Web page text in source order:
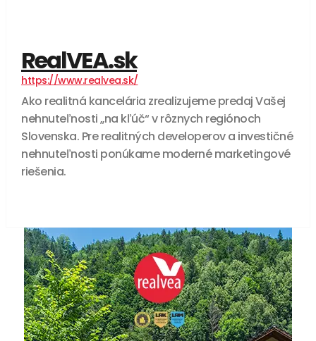
RealVEA.sk
https://www.realvea.sk/
Ako realitná kancelária zrealizujeme predaj Vašej
nehnuteľnosti „na kľúč“ v rôznych regiónoch
Slovenska. Pre realitných developerov a investičné
nehnuteľnosti ponúkame moderné marketingové
riešenia.